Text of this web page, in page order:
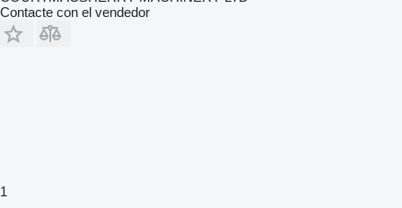
Contacte con el vendedor
1